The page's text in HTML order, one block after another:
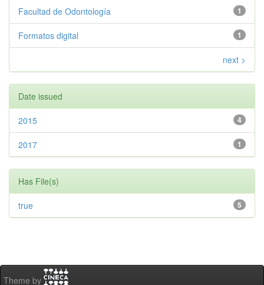
1
Facultad de Odontología
1
Formatos digital
next >
Date issued
4
2015
1
2017
Has File(s)
5
true
Theme by